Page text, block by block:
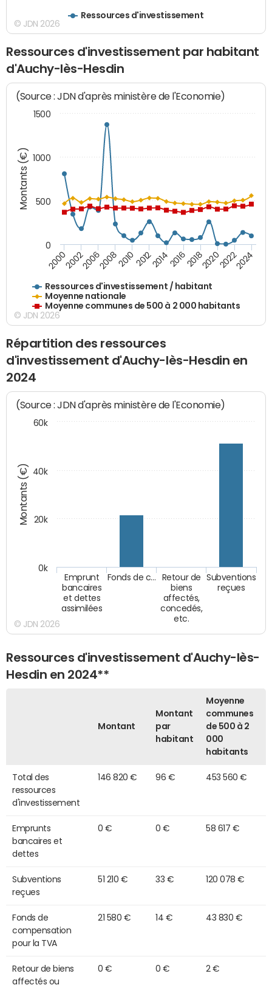
Ressources d'investissement
© JDN 2026
Ressources d'investissement par habitant
d'Auchy-lès-Hesdin
Montants (€)
(Source : JDN d'après ministère de l'Economie)
Ressources d'investissement / habitant
Moyenne nationale
Moyenne communes de 500 à 2 000 habitants
200020022006200820102012201420162018202020222024
0
500
1000
1500
© JDN 2026
Répartition des ressources
d'investissement d'Auchy-lès-Hesdin en
2024
Montants (€)
(Source : JDN d'après ministère de l'Economie)
Emprunt
bancaires
et dettes
assimilées
Fonds de c…
Retour de
biens
affectés,
concedés,
etc.
Subventions
reçues
0k
20k
40k
60k
© JDN 2026
Ressources d'investissement d'Auchy-lès-
Hesdin en 2024**
Montant
Montant
par
habitant
Moyenne
communes
de 500 à 2
000
habitants
Total des
ressources
d'investissement
146 820 € 96 € 453 560 €
Emprunts
bancaires et
dettes
0 € 0 € 58 617 €
Subventions
reçues
51 210 € 33 € 120 078 €
Fonds de
compensation
pour la TVA
21 580 € 14 € 43 830 €
Retour de biens
affectés ou
0 € 0 € 2 €